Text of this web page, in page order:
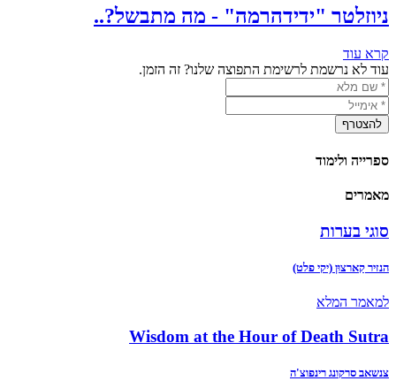
ניוזלטר "ידידהרמה" - מה מתבשל?..
קרא עוד
עוד לא נרשמת לרשימת התפוצה שלנו? זה הזמן.
ספרייה ולימוד
מאמרים
סוגי בערות
הנזיר קַארצוּן (יקי פלט)
למאמר המלא
Wisdom at the Hour of Death Sutra
צנשאב סרקונג רינפוצ'ה